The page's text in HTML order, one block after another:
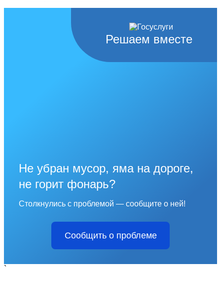
Решаем вместе
Не убран мусор, яма на дороге,
не горит фонарь?
Столкнулись с проблемой — сообщите о ней!
Сообщить о проблеме
`